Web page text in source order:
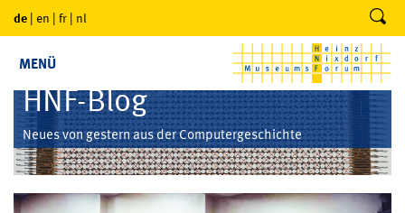
de | en | fr | nl
MENÜ
HNF-Blog
Neues von gestern aus der Computergeschichte